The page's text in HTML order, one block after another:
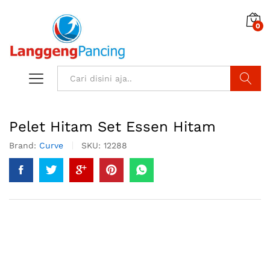
0
Pelet Hitam Set Essen Hitam
Brand: Curve SKU: 12288